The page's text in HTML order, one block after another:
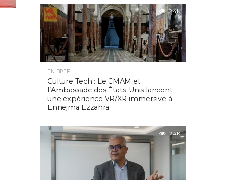
2.4K
EN BREF
Culture Tech : Le CMAM et
l’Ambassade des États-Unis lancent
une expérience VR/XR immersive à
Ennejma Ezzahra
2.4K